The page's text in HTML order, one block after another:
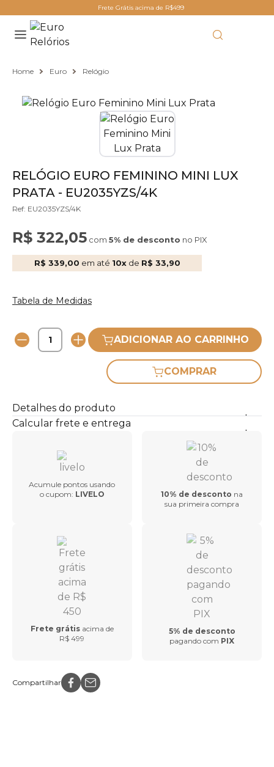
Frete Grátis acima de R$499
Home Euro Relógio
RELÓGIO EURO FEMININO MINI LUX
PRATA - EU2035YZS/4K
Ref: EU2035YZS/4K
R$ 322,05 com 5% de desconto no PIX
R$ 339,00 em até 10xde R$ 33,90
Tabela de Medidas
ADICIONAR AO CARRINHO
COMPRAR
Detalhes do produto
Calcular frete e entrega
Acumule pontos usando
o cupom: LIVELO 10% de desconto na
sua primeira compra
Frete grátis acima de
R$ 499
5% de desconto
pagando com PIX
Compartilhar